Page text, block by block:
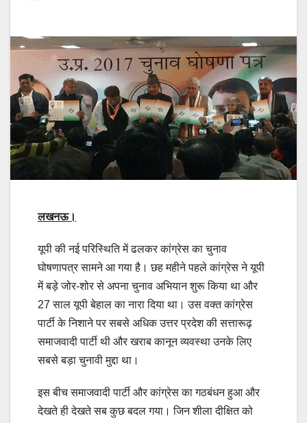
लखनऊ।
यूपी की नई परिस्थिति में ढलकर कांग्रेस का चुनाव
घोषणापत्र सामने आ गया है। छह महीने पहले कांग्रेस ने यूपी
में बड़े जोर-शोर से अपना चुनाव अभियान शुरू किया था और
27 साल यूपी बेहाल का नारा दिया था। उस वक्त कांग्रेस
पार्टी के निशाने पर सबसे अधिक उत्तर प्रदेश की सत्तारूढ़
समाजवादी पार्टी थी और खराब कानून व्यवस्था उनके लिए
सबसे बड़ा चुनावी मुद्दा था।
इस बीच समाजवादी पार्टी और कांग्रेस का गठबंधन हुआ और
देखते ही देखते सब कुछ बदल गया। जिन शीला दीक्षित को